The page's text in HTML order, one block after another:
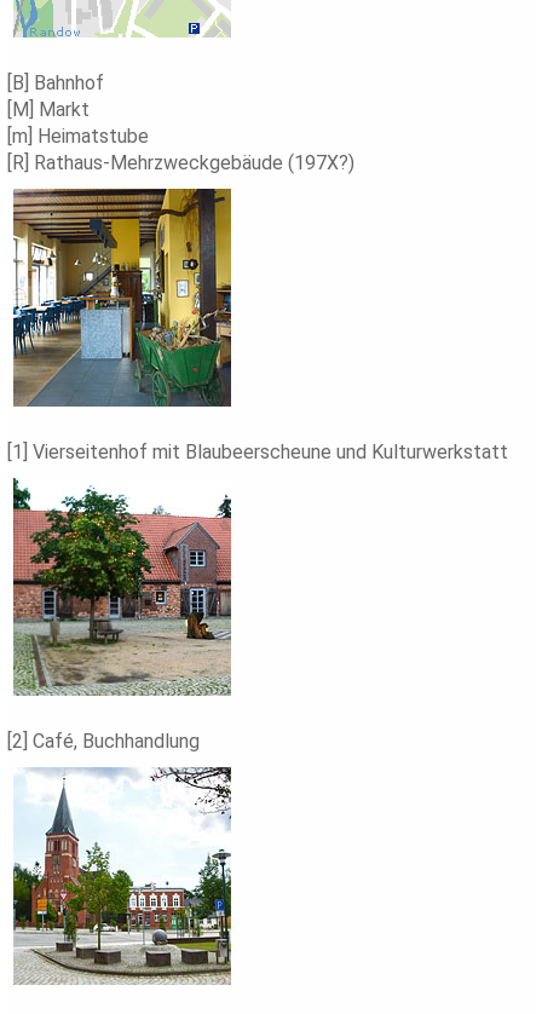
[B] Bahnhof
[M] Markt
[m] Heimatstube
[R] Rathaus-Mehrzweckgebäude (197X?)
[1] Vierseitenhof mit Blaubeerscheune und Kulturwerkstatt
[2] Café, Buchhandlung